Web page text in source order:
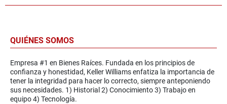
QUIÉNES SOMOS
Empresa #1 en Bienes Raíces. Fundada en los principios de
confianza y honestidad, Keller Williams enfatiza la importancia de
tener la integridad para hacer lo correcto, siempre anteponiendo
sus necesidades. 1) Historial 2) Conocimiento 3) Trabajo en
equipo 4) Tecnología.